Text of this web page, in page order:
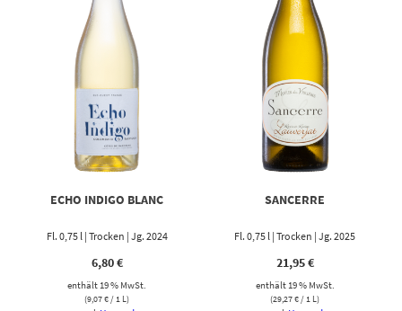
ECHO INDIGO BLANC
Fl. 0,75 l | Trocken | Jg. 2024
6,80€
enthält 19 % MwSt.
(9,07€/ 1 L)
SANCERRE
Fl. 0,75 l | Trocken | Jg. 2025
21,95€
enthält 19 % MwSt.
(29,27€/ 1 L)